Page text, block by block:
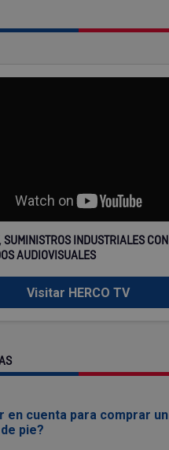
SUMINISTROS INDUSTRIALES CON
AUDIOVISUALES
Visitar HERCO TV
en cuenta para comprar un
pie?